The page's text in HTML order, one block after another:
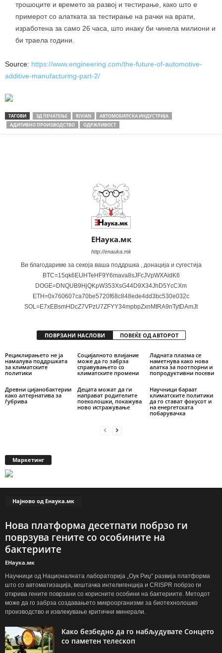
трошоците и времето за развој и тестирање, како што е
примерот со алатката за тестирање на рачки на врати,
изработена за само 26 часа, што инаку би чинела милиони и
би траела години.
Source: https://www.engineering.com/the-future-of-automotive-
additive-manufacturing-part-2/
ТАГОВИ 3Д ПЕЧАТЕЊЕ RIVIAN
АВТОМОБИЛСКА ИНДУСТРИЈА
АДИТИВНО ПРОИЗВОДСТВО
ОДРЖЛИВОСТ
ЕНаука.мк
http://enauka.mk
Ви благодариме за секоја ваша поддршка , донација и сугестија
BTC=15qk6EUHTeHF9Y6mava8sJFcJVpWXAidK6
DOGE=DNQUB9HjQKpW353XsG44D9X34JhD5YcCXm
ETH=0x760607ca70be5720f68c848ede4dd3bc530e032c
SOL=E7xEBsmHDcZ7VPzU7ZFYY34mpbpZxnMtRA9nTytDAmJt
ПОВРЗАНИ НАСЛОВИ ПОВЕЌЕ ОД АВТОРОТ
Рециклирањето не ја
намалува поддршката
за климатските
политики
Социјалното влијание
може да го забрза
справувањето со
климатските промени
Ладната плазма се
наметнува како нова
алатка за поотпорни и
попродуктивни посеви
Древни цијанобактерии
како алтернатива за
ѓубрива
Децата можат да ги
направат родителите
поеколошки, покажува
ново истражување
Научници бараат
климатските политики
да го стават фокусот и
на енергетската
побарувачка
Маркетинг
Најново од Енаука.мк
Нова платформа десетпати побрзо ги
поврзува гените со особините на
бактериите
ЕНаука.мк
Научници од Националната лабораторија „Оук Риџ“ развија платформа
што со автоматизација, вештачка интелигенција и CRISPR побрзо ги
открива гените поврзани со корисните особини на бактериите. Методот
може да го забрза создавањето микроорганизми за биотехнолошко
производство и извлекување критични минерали.
Како безбедно да го набљудувате Сонцето
со паметен телескоп